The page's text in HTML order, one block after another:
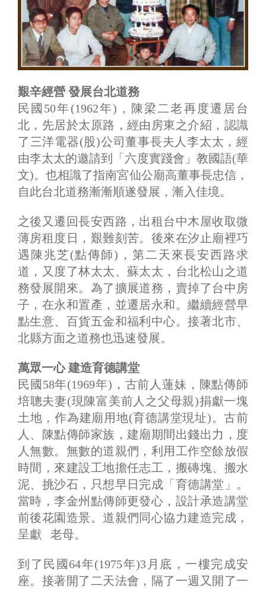
艱辛經營 發展台北道務
民國50年(1962年)，陳梁二老再度遷居台
北，先居於太原路，經由房東之介紹，認識
了三洋電器(股)公司董事長夫人李太太，經
由李太太的邀請到「六度實踐會」教國語(華
文)。也相識了指南宮仙公廟高董事長忠信，
自此台北道務漸漸順遂發展，漸入佳境。
之後又遷回長安西路，出租台中木屋收取微
薄房租度日，艱難刻苦。後來在汐止廟裡巧
遇陳兆芝(點傳師)，第二天來長安西路求
道，又度了林太太、蘇太太，台北松山之道
務發展開來。為了擴展道務，賣掉了台中房
子，在永和置產，並遷居永和。繼續經營早
點生意、百貨五金和福利中心。接著北市、
北縣方面之道務也迅速發展。
萬眾一心 建造育德講堂
民國58年(1969年)，古前人蓮妹，陳點傳師
培聰夫妻(現陳富美前人之父母親)捐獻一塊
土地，作為建廟用地(育德講堂現址)。古前
人、陳點傳師家族，建廟期間出錢出力，度
人無數。無數的道親們，利用工作空餘放假
時間，來建設工地擔任志工，搬磚塊、搬水
泥、挑沙石，只想早日完成「育德講堂」。
當時，李金州點傳師更發心，設計承造講堂
前後花園造景。道親們同心協力建造完成，
呈獻 老母。
到了民國64年(1975年)3月底，一樓完成安
座。接著開了二天法會，隔了一週又開了一